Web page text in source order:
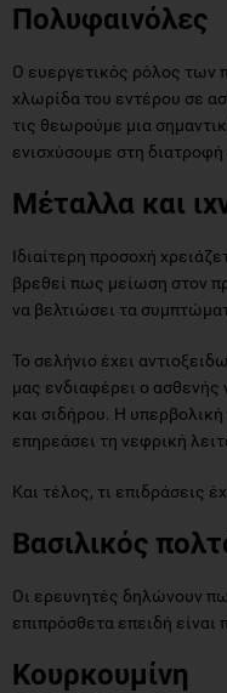
Πολυφαινόλες
Ο ευεργετικός ρόλος των
χλωρίδα του εντέρου σε
τις θεωρούμε μια
ενισχύσουμε στη
Μέταλλα και
Ιδιαίτερη προσοχή
βρεθεί πως μείωση στον
να βελτιώσει τα
Το σελήνιο έχει
μας ενδιαφέρει ο ασθενής
και σιδήρου. Η
επηρεάσει τη νεφρική
Και τέλος, τι επιδράσεις
Βασιλικός
Οι ερευνητές δηλώνουν
επιπρόσθετα επειδή είναι
Κουρκουμίνη